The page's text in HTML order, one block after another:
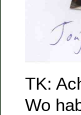
TK:
Wo